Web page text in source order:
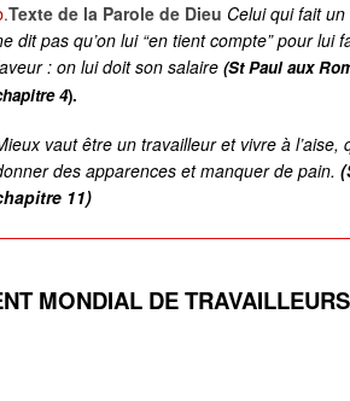
.Texte de la Parole de Dieu Celui qui fait
dit pas qu’on lui “en tient compte” pour lui
: on lui doit son salaire (St Paul aux
4).
vaut être un travailleur et vivre à l’aise,
des apparences et manquer de pain.
11)
MONDIAL DE